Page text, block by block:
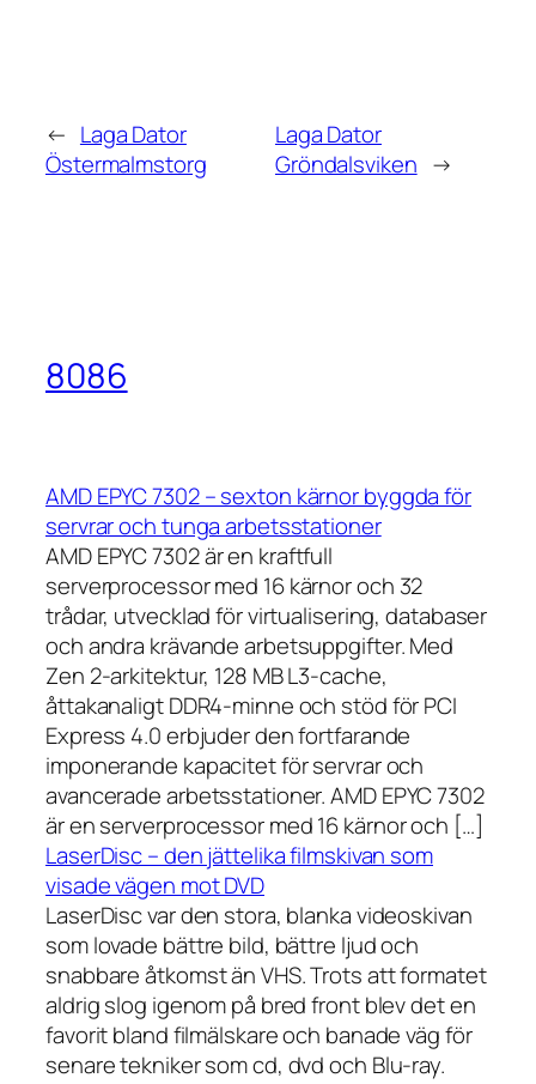
← Laga Dator
Östermalmstorg
Laga Dator
Gröndalsviken →
8086
AMD EPYC 7302 – sexton kärnor byggda för
servrar och tunga arbetsstationer
AMD EPYC 7302 är en kraftfull
serverprocessor med 16 kärnor och 32
trådar, utvecklad för virtualisering, databaser
och andra krävande arbetsuppgifter. Med
Zen 2-arkitektur, 128 MB L3-cache,
åttakanaligt DDR4-minne och stöd för PCI
Express 4.0 erbjuder den fortfarande
imponerande kapacitet för servrar och
avancerade arbetsstationer. AMD EPYC 7302
är en serverprocessor med 16 kärnor och […]
LaserDisc – den jättelika filmskivan som
visade vägen mot DVD
LaserDisc var den stora, blanka videoskivan
som lovade bättre bild, bättre ljud och
snabbare åtkomst än VHS. Trots att formatet
aldrig slog igenom på bred front blev det en
favorit bland filmälskare och banade väg för
senare tekniker som cd, dvd och Blu-ray.